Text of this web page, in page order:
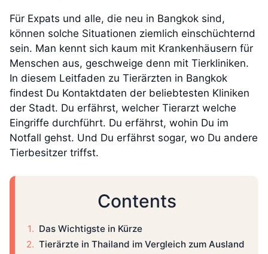
Für Expats und alle, die neu in Bangkok sind,
können solche Situationen ziemlich einschüchternd
sein. Man kennt sich kaum mit Krankenhäusern für
Menschen aus, geschweige denn mit Tierkliniken.
In diesem Leitfaden zu Tierärzten in Bangkok
findest Du Kontaktdaten der beliebtesten Kliniken
der Stadt. Du erfährst, welcher Tierarzt welche
Eingriffe durchführt. Du erfährst, wohin Du im
Notfall gehst. Und Du erfährst sogar, wo Du andere
Tierbesitzer triffst.
Contents
Das Wichtigste in Kürze
Tierärzte in Thailand im Vergleich zum Ausland